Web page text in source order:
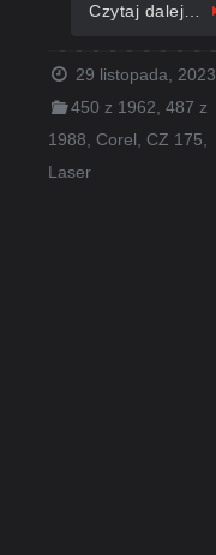
Czytaj dalej…
29 listopada, 2023
450 z 1962 ,487 z
1988
Corel CZ 175
Laser